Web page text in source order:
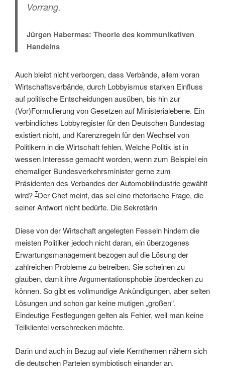
Vorrang.
Jürgen Habermas: Theorie des kommunikativen
Handelns
Auch bleibt nicht verborgen, dass Verbände, allem voran
Wirtschaftsverbände, durch Lobbyismus starken Einfluss
auf politische Entscheidungen ausüben, bis hin zur
(Vor)Formulierung von Gesetzen auf Ministerialebene. Ein
verbindliches Lobbyregister für den Deutschen Bundestag
existiert nicht, und Karenzregeln für den Wechsel von
Politikern in die Wirtschaft fehlen. Welche Politik ist in
wessen Interesse gemacht worden, wenn zum Beispiel ein
ehemaliger Bundesverkehrsminister gerne zum
Präsidenten des Verbandes der Automobilindustrie gewählt
wird? 7Der Chef meint, das sei eine rhetorische Frage, die
seiner Antwort nicht bedürfe. Die Sekretärin
Diese von der Wirtschaft angelegten Fesseln hindern die
meisten Politiker jedoch nicht daran, ein überzogenes
Erwartungsmanagement bezogen auf die Lösung der
zahlreichen Probleme zu betreiben. Sie scheinen zu
glauben, damit ihre Argumentationsphobie überdecken zu
können. So gibt es vollmundige Ankündigungen, aber selten
Lösungen und schon gar keine mutigen „großen“.
Eindeutige Festlegungen gelten als Fehler, weil man keine
Teilklientel verschrecken möchte.
Darin und auch in Bezug auf viele Kernthemen nähern sich
die deutschen Parteien symbiotisch einander an.